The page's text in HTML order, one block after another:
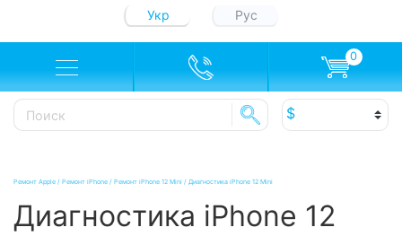
Укр Рус
0
Ремонт Apple / Ремонт iPhone / Ремонт iPhone 12 Mini / Диагностика iPhone 12 Mini
Диагностика iPhone 12